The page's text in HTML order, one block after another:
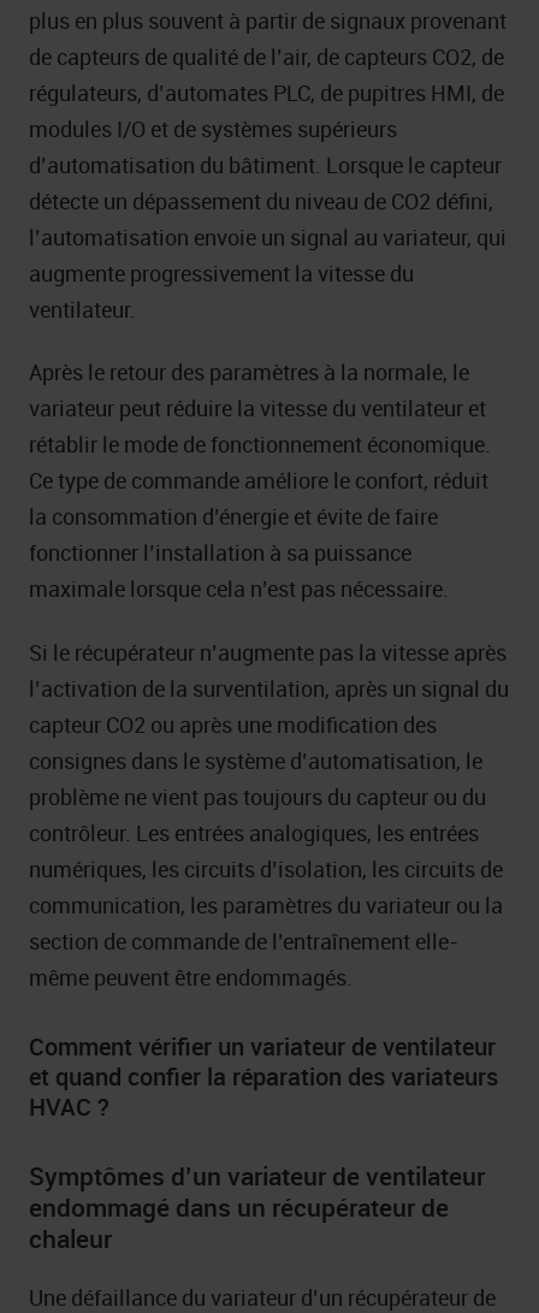
plus en plus souvent à partir de signaux provenant
de capteurs de qualité de l’air, de capteurs CO2, de
régulateurs, d’automates PLC, de pupitres HMI, de
modules I/O et de systèmes supérieurs
d’automatisation du bâtiment. Lorsque le capteur
détecte un dépassement du niveau de CO2 défini,
l’automatisation envoie un signal au variateur, qui
augmente progressivement la vitesse du
ventilateur.
Après le retour des paramètres à la normale, le
variateur peut réduire la vitesse du ventilateur et
rétablir le mode de fonctionnement économique.
Ce type de commande améliore le confort, réduit
la consommation d’énergie et évite de faire
fonctionner l’installation à sa puissance
maximale lorsque cela n’est pas nécessaire.
Si le récupérateur n’augmente pas la vitesse après
l’activation de la surventilation, après un signal du
capteur CO2 ou après une modification des
consignes dans le système d’automatisation, le
problème ne vient pas toujours du capteur ou du
contrôleur. Les entrées analogiques, les entrées
numériques, les circuits d’isolation, les circuits de
communication, les paramètres du variateur ou la
section de commande de l’entraînement elle-
même peuvent être endommagés.
Comment vérifier un variateur de ventilateur
et quand confier la réparation des variateurs
HVAC ?
Symptômes d’un variateur de ventilateur
endommagé dans un récupérateur de
chaleur
Une défaillance du variateur d’un récupérateur de